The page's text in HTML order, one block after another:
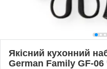
Якісний кухонний
German Family GF-